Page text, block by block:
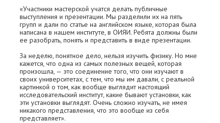
«Участники мастерской учатся делать публичные
выступления и презентации. Мы разделили их на пять
групп и дали по статье на английском языке, которая была
написана в нашем институте, в ОИЯИ. Ребята должны были
ее разобрать, понять и представить в виде презентации.
За неделю, понятное дело, нельзя изучить физику. Но мне
кажется, что одна из самых полезных вещей, которая
произошла, — это соединение того, что они изучают в
своих университетах, с тем, что мы им давали, с реальной
картинкой о том, как вообще выглядит настоящий
исследовательский институт, какие бывают установки, как
эти установки выглядят. Очень сложно изучать, не имея
никакого представления, что это вообще из себя
представляет».